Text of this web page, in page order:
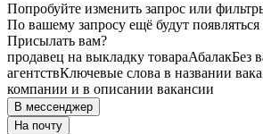
Попробуйте изменить запрос или
По вашему запросу ещё будут
Присылать вам?
продавец на выкладку товараАбалакБез
агентствКлючевые слова в названии
компании и в описании вакансии
В мессенджер
На почту